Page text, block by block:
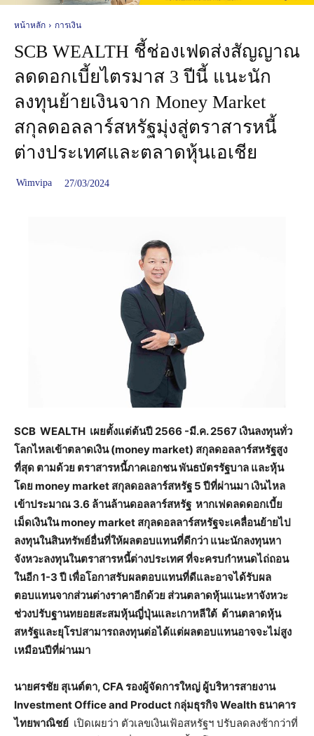
หน้าหลัก การเงิน
SCB WEALTH ชี้ช่องเฟดส่งสัญญาณ
ลดดอกเบี้ยไตรมาส 3 ปีนี้ แนะนัก
ลงทุนย้ายเงินจาก Money Market
สกุลดอลลาร์สหรัฐมุ่งสู่ตราสารหนี้
ต่างประเทศและตลาดหุ้นเอเชีย
Wimvipa 27/03/2024
SCB WEALTH เผยตั้งแต่ต้นปี 2566 -มี.ค. 2567 เงินลงทุนทั่ว
โลกไหลเข้าตลาดเงิน (money market) สกุลดอลลาร์สหรัฐสูง
ที่สุด ตามด้วย ตราสารหนี้ภาคเอกชน พันธบัตรรัฐบาล และหุ้น
โดย money market สกุลดอลลาร์สหรัฐ 5 ปีที่ผ่านมา เงินไหล
เข้าประมาณ 3.6 ล้านล้านดอลลาร์สหรัฐ หากเฟดลดดอกเบี้ย
เม็ดเงินใน money market สกุลดอลลาร์สหรัฐจะเคลื่อนย้ายไป
ลงทุนในสินทรัพย์อื่นที่ให้ผลตอบแทนที่ดีกว่า แนะนักลงทุนหา
จังหวะลงทุนในตราสารหนี้ต่างประเทศ ที่จะครบกำหนดไถ่ถอน
ในอีก 1-3 ปี เพื่อโอกาสรับผลตอบแทนที่ดีและอาจได้รับผล
ตอบแทนจากส่วนต่างราคาอีกด้วย ส่วนตลาดหุ้นแนะหาจังหวะ
ช่วงปรับฐานทยอยสะสมหุ้นญี่ปุ่นและเกาหลีใต้ ด้านตลาดหุ้น
สหรัฐและยุโรปสามารถลงทุนต่อได้แต่ผลตอบแทนอาจจะไม่สูง
เหมือนปีที่ผ่านมา
นายศรชัย สุเนต์ตา, CFA รองผู้จัดการใหญ่ ผู้บริหารสายงาน
Investment Office and Product กลุ่มธุรกิจ Wealth ธนาคาร
ไทยพาณิชย์ เปิดเผยว่า ตัวเลขเงินเฟ้อสหรัฐฯ ปรับลดลงช้ากว่าที่